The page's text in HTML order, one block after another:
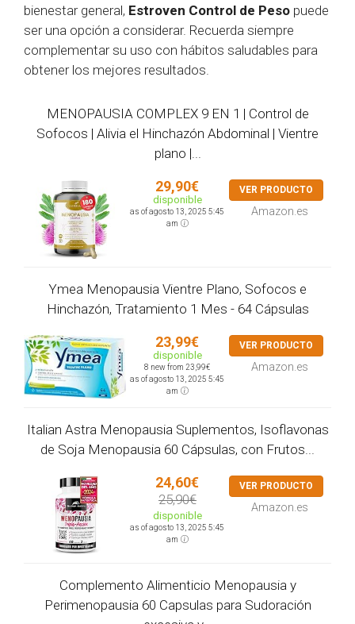
bienestar general, Estroven Control de Peso puede
ser una opción a considerar. Recuerda siempre
complementar su uso con hábitos saludables para
obtener los mejores resultados.
MENOPAUSIA COMPLEX 9 EN 1 | Control de
Sofocos | Alivia el Hinchazón Abdominal | Vientre
plano |...
29,90€
disponible
as of agosto 13, 2025 5:45
am
VER PRODUCTO
Amazon.es
Ymea Menopausia Vientre Plano, Sofocos e
Hinchazón, Tratamiento 1 Mes - 64 Cápsulas
23,99€
disponible
8 new from 23,99€
as of agosto 13, 2025 5:45
am
VER PRODUCTO
Amazon.es
Italian Astra Menopausia Suplementos, Isoflavonas
de Soja Menopausia 60 Cápsulas, con Frutos...
24,60€
25,90€
disponible
as of agosto 13, 2025 5:45
am
VER PRODUCTO
Amazon.es
Complemento Alimenticio Menopausia y
Perimenopausia 60 Capsulas para Sudoración